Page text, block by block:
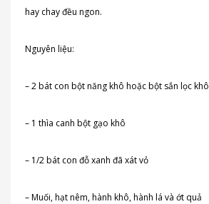
hay chay đều ngon.
Nguyên liệu:
– 2 bát con bột năng khô hoặc bột sắn lọc khô
– 1 thìa canh bột gạo khô
– 1/2 bát con đỗ xanh đã xát vỏ
– Muối, hạt nêm, hành khô, hành lá và ớt quả